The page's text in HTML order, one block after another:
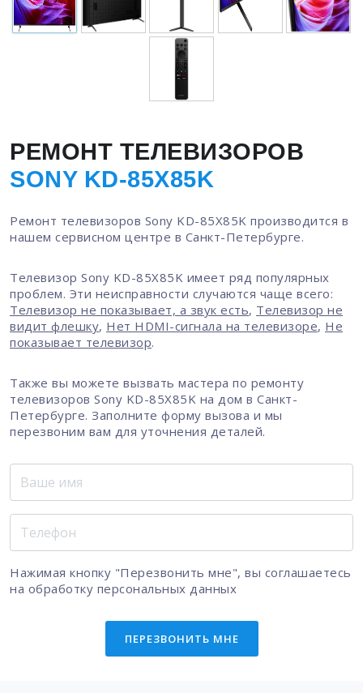
РЕМОНТ ТЕЛЕВИЗОРОВ
SONY KD-85X85K
Ремонт телевизоров Sony KD-85X85K производится в
нашем сервисном центре в Санкт-Петербурге.
Телевизор Sony KD-85X85K имеет ряд популярных
проблем. Эти неисправности случаются чаще всего:
Телевизор не показывает, а звук есть, Телевизор не
видит флешку, Нет HDMI-сигнала на телевизоре, Не
показывает телевизор.
Также вы можете вызвать мастера по ремонту
телевизоров Sony KD-85X85K на дом в Санкт-
Петербурге. Заполните форму вызова и мы
перезвоним вам для уточнения деталей.
Нажимая кнопку "Перезвонить мне", вы соглашаетесь
на обработку персональных данных
ПЕРЕЗВОНИТЬ МНЕ